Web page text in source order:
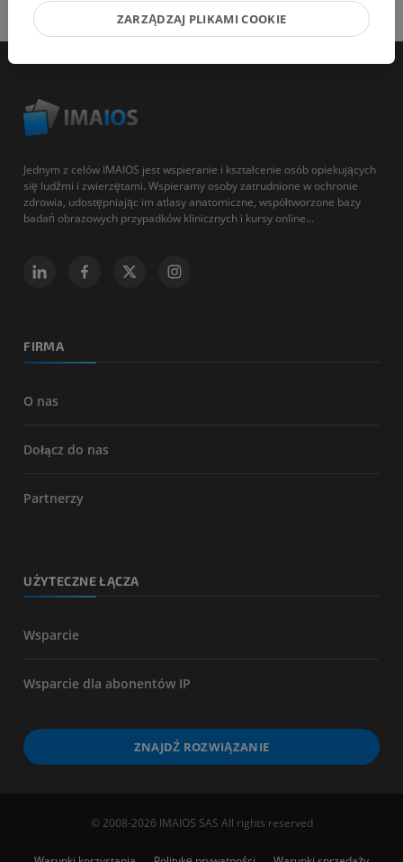
Jednym z celów IMAIOS jest wspieranie i kształcenie osób opiekujących
się ludźmi i zwierzętami. Wspieramy osoby zatrudnione w ochronie
zdrowia, udostępniając im atlasy anatomiczne, współtworzone bazy
badań obrazowych przypadków klinicznych i kursy online...
FIRMA
O nas
Dołącz do nas
Partnerzy
UŻYTECZNE ŁĄCZA
Wsparcie
Wsparcie dla abonentów IP
ZNAJDŹ ROZWIĄZANIE
© 2008-2026 IMAIOS SAS All rights reserved
ZARZĄDZAJ PLIKAMI COOKIE